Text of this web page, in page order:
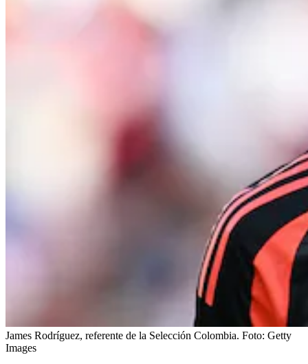
James Rodríguez, referente de la Selección Colombia. Foto: Getty
Images